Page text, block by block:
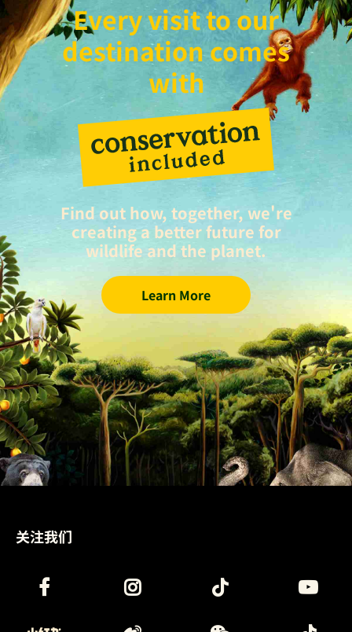
Every visit to our
destination comes
with
Find out how, together, we're
creating a better future for
wildlife and the planet.
Learn More
关注我们